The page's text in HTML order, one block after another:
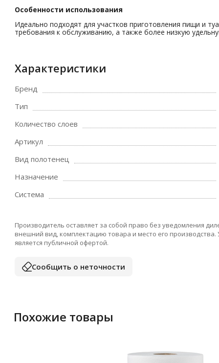
Особенности использования
Идеально подходят для участков приготовления пищи и
требования к обслуживанию, а также более низкую
Характеристики
Бренд
Тип
Количество слоев
Артикул
Вид полотенец
Назначение
Система
Производитель оставляет за собой право без уведомления
внешний вид, комплектацию товара и место его
является публичной офертой.
Сообщить о неточности
Похожие товары